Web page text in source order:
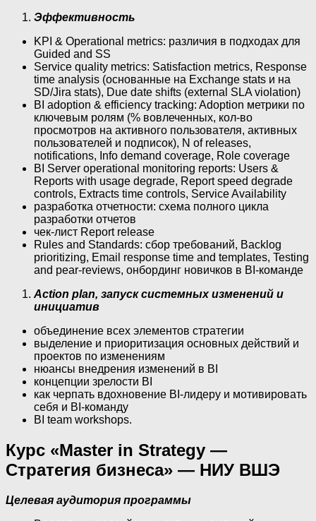
Эффективность
KPI & Operational metrics: различия в подходах для
Guided and SS
Service quality metrics: Satisfaction metrics, Response
time analysis (основанные на Exchange stats и на
SD/Jira stats), Due date shifts (external SLA violation)
BI adoption & efficiency tracking: Adoption метрики по
ключевым ролям (% вовлеченных, кол-во
просмотров на активного пользователя, активных
пользователей и подписок), N of releases,
notifications, Info demand coverage, Role coverage
BI Server operational monitoring reports: Users &
Reports with usage degrade, Report speed degrade
controls, Extracts time controls, Service Availability
разработка отчетности: cхема полного цикла
разработки отчетов
чек-лист Report release
Rules and Standards: сбор требований, Backlog
prioritizing, Email response time and templates, Testing
and pear-reviews, онбординг новичков в BI-команде
Action plan, запуск системных изменений и
инициатив
объединение всех элементов стратегии
выделение и приоритизация основных действий и
проектов по изменениям
нюансы внедрения изменений в BI
концепции зрелости BI
как черпать вдохновение BI-лидеру и мотивировать
себя и BI-команду
BI team workshops.
Курс «Master in Strategy —
Стратегия бизнеса» — НИУ ВШЭ
Целевая аудитория программы